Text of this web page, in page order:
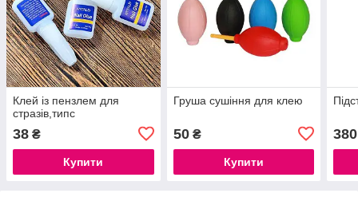
Клей із пензлем для
стразів,типс
38 ₴
Купити
Груша сушіння для клею
50₴
Купити
380